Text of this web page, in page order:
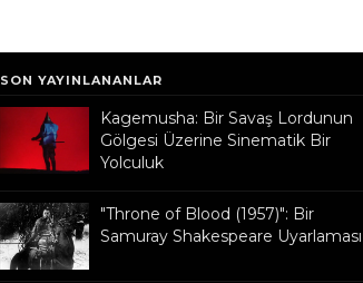
SON YAYINLANANLAR
Kagemusha: Bir Savaş Lordunun
Gölgesi Üzerine Sinematik Bir
Yolculuk
"Throne of Blood (1957)": Bir
Samuray Shakespeare Uyarlaması